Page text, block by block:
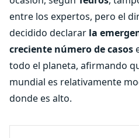
entre los expertos, pero el
decidido declarar la
creciente número de casos
todo el planeta, afirmando
mundial es relativamente
donde es alto.